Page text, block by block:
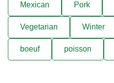
Mexican Pork
Vegetarian Winter
boeuf poisson